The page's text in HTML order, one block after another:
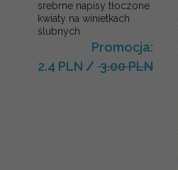
srebrne napisy tłoczone
kwiaty na winietkach
ślubnych
Promocja:
2.4 PLN / 3.00 PLN